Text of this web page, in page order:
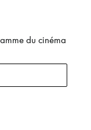
du cinéma